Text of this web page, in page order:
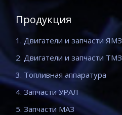
Продукция
1. Двигатели и запчасти ЯМЗ
2. Двигатели и запчасти ТМЗ
3. Топливная аппаратура
4. Запчасти УРАЛ
5. Запчасти МАЗ